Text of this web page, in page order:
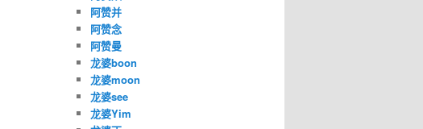
阿赞并
阿赞念
阿赞曼
龙婆boon
龙婆moon
龙婆see
龙婆Yim